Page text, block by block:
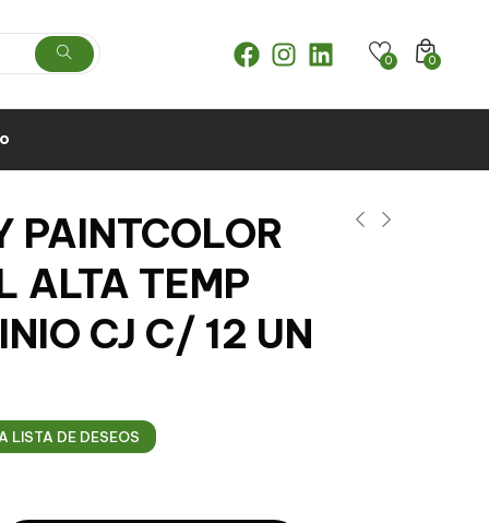
0
0
PAINTCOLOR
ALTA TEMP
CJ C/ 12 UN
LISTA DE DESEOS